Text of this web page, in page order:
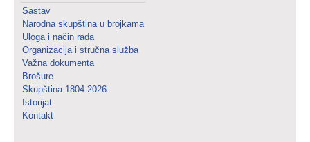
Sastav
Narodna skupština u brojkama
Uloga i način rada
Organizacija i stručna služba
Važna dokumenta
Brošure
Skupština 1804-2026.
Istorijat
Kontakt